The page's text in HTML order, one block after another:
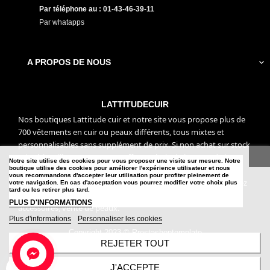
Par téléphone au : 01-43-46-39-11
Par whatapps
A PROPOS DE NOUS 
Notre site utilise des cookies pour vous proposer une visite sur mesure. Notre
boutique utilise des cookies pour améliorer l'expérience utilisateur et nous
vous recommandons d'accepter leur utilisation pour profiter pleinement de
votre navigation. En cas d'acceptation vous pourrez modifier votre choix plus
tard ou les retirer plus tard.
PLUS D'INFORMATIONS
Plus d'informations
Personnaliser les cookies
REJETER TOUT
J'ACCEPTE
LATTITUDECUIR
Nos boutiques Lattitude cuir et notre site vous propose plus de
700 vêtements en cuir ou peaux différents, tous mixtes et
personnalisables sans supplément de prix. Si non achat sur stock
mise à la taille ou sur mesure offerts. Choix de la peau, de la
doublure, de la couleur (plus de 100). Vous pourrez ainsi vous
offrir un vêtement unique à vos goûts et à votre image. Profitez
aussi de nos services Retouches tous cuir, maroquineries
accessoires, vente de peaux.
Copyright 2023 © Prestashoptemplate